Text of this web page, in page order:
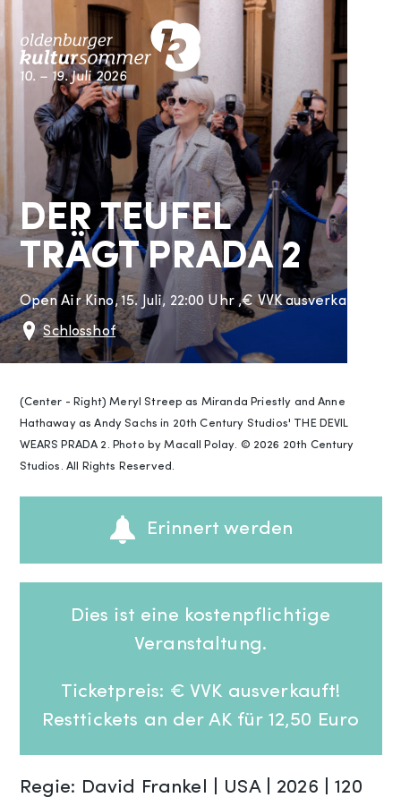
to
content
Kultursommer Oldenburg
10. – 19. Juli 2026
DER TEUFEL
TRÄGT PRADA 2
Open Air Kino,15. Juli, 22:00 Uhr,
Schlosshof
Schloss-Innenhof, Oldenburg Oldenburg
€VVK ausverkauft!
(Center - Right) Meryl Streep as Miranda Priestly and Anne
Hathaway as Andy Sachs in 20th Century Studios' THE DEVIL
WEARS PRADA 2. Photo by Macall Polay. © 2026 20th Century
Studios. All Rights Reserved.
Erinnert werden
Dies ist eine kostenpflichtige
Veranstaltung.
Ticketpreis: € VVK ausverkauft!
Resttickets an der AK für 12,50 Euro
Regie: David Frankel | USA | 2026 | 120